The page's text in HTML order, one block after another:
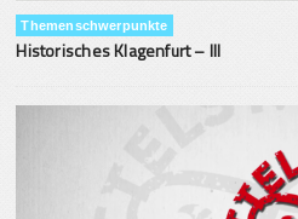
Themenschwerpunkte
Historisches Klagenfurt – III